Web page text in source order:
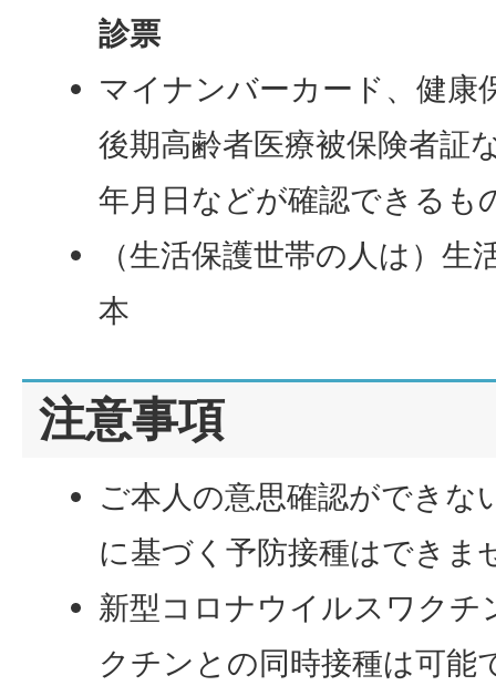
診票
マイナンバーカード、健康
後期高齢者医療被保険者証
年月日などが確認できるも
（生活保護世帯の人は）生
本
注意事項
ご本人の意思確認ができな
に基づく予防接種はできま
新型コロナウイルスワク
クチンとの同時接種は可能